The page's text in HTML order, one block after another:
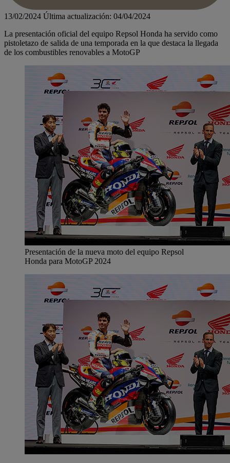
13/02/2024 Última actualización: 04/04/2024
La presentación oficial del equipo Repsol Honda ha servido como
pistoletazo de salida de una temporada en la que destaca la llegada
de los combustibles renovables a MotoGP
Presentación de la nueva moto del equipo Repsol
Honda para MotoGP 2024